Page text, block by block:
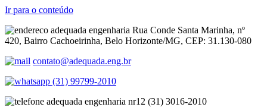
Ir para o conteúdo
Rua Conde Santa Marinha, nº
420, Bairro Cachoeirinha, Belo Horizonte/MG, CEP: 31.130-080
contato@adequada.eng.br
(31) 99799-2010
(31) 3016-2010